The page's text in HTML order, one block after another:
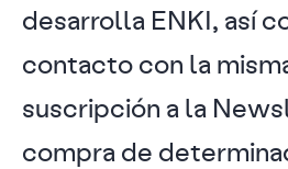
desarrolla ENKI, así
contacto con la
suscripción a la
compra de